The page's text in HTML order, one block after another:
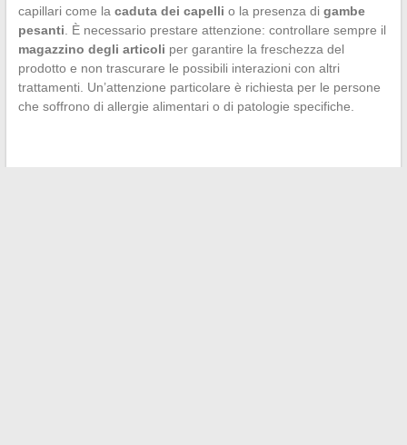
capillari come la caduta dei capelli o la presenza di gambe
pesanti . È necessario prestare attenzione: controllare sempre il
magazzino degli articoli per garantire la freschezza del
prodotto e non trascurare le possibili interazioni con altri
trattamenti. Un’attenzione particolare è richiesta per le persone
che soffrono di allergie alimentari o di patologie specifiche.